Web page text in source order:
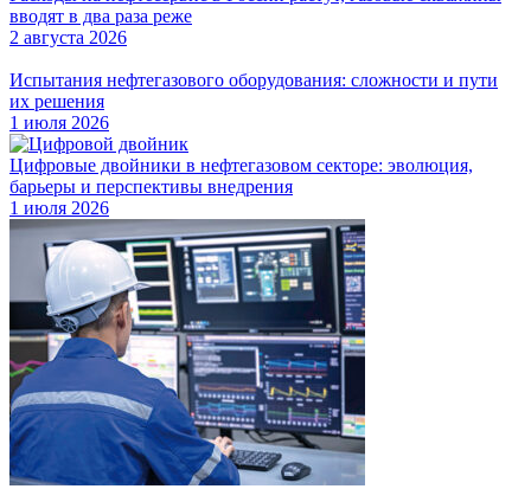
вводят в два раза реже
2 августа 2026
Испытания нефтегазового оборудования: сложности и пути
их решения
1 июля 2026
Цифровые двойники в нефтегазовом секторе: эволюция,
барьеры и перспективы внедрения
1 июля 2026